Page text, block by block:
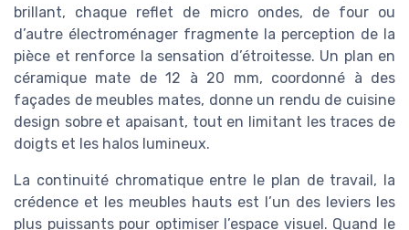
brillant, chaque reflet de micro ondes, de four ou
d’autre électroménager fragmente la perception de la
pièce et renforce la sensation d’étroitesse. Un plan en
céramique mate de 12 à 20 mm, coordonné à des
façades de meubles mates, donne un rendu de cuisine
design sobre et apaisant, tout en limitant les traces de
doigts et les halos lumineux.
La continuité chromatique entre le plan de travail, la
crédence et les meubles hauts est l’un des leviers les
plus puissants pour optimiser l’espace visuel. Quand le